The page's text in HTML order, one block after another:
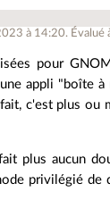
à 14:20. Évalué
pour
appli "boîte à
c'est plus ou
plus aucun
privilégié de